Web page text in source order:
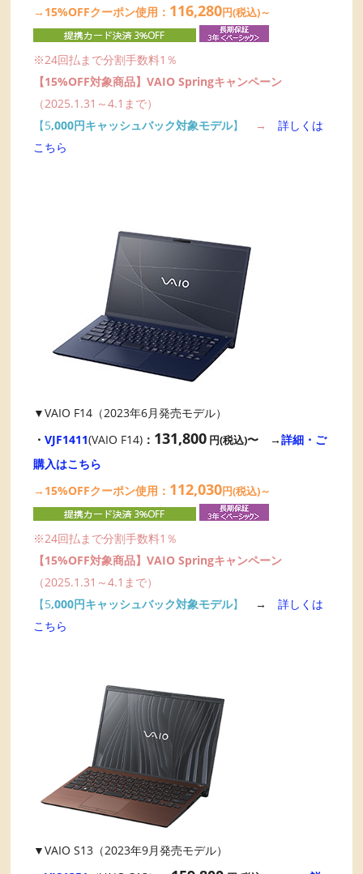
→15%OFFクーポン使用： 116,280円(税込)～
※24回払まで分割手数料1％
【15%OFF対象商品】VAIO Springキャンペーン
（2025.1.31～4.1まで）
【5,000円キャッシュバック対象モデル】 →詳しくは
こちら
▼VAIO F14（2023年6月発売モデル）
・VJF1411(VAIO F14) ： 131,800 円(税込)〜 →詳細・ご
購入はこちら
→15%OFFクーポン使用： 112,030円(税込)～
※24回払まで分割手数料1％
【15%OFF対象商品】VAIO Springキャンペーン
（2025.1.31～4.1まで）
【5,000円キャッシュバック対象モデル】 →詳しくは
こちら
▼VAIO S13（2023年9月発売モデル）